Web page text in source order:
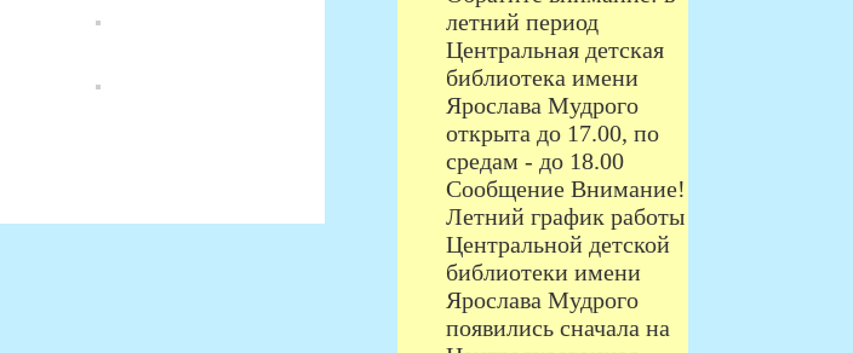
летний период
Центральная детская
библиотека имени
Ярослава Мудрого
открыта до 17.00, по
средам - до 18.00
Сообщение Внимание!
Летний график работы
Центральной детской
библиотеки имени
Ярослава Мудрого
появились сначала на